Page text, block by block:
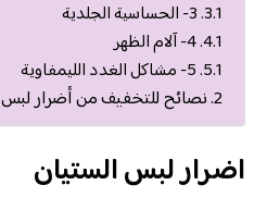
3- الحساسية الجلدية
4- آلام الظهر
5- مشاكل الغدد الليمفاوية
نصائح للتخفيف من أضرار
اضرار لبس الستيان